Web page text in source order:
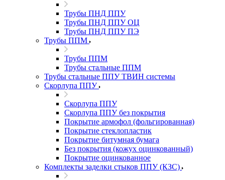
Трубы ПНД ППУ
Трубы ПНД ППУ ОЦ
Трубы ПНД ППУ ПЭ
Трубы ППМ
Трубы ППМ
Трубы стальные ППМ
Трубы стальные ППУ ТВИН системы
Скорлупа ППУ
Скорлупа ППУ
Скорлупа ППУ без покрытия
Покрытие армофол (фольгированная)
Покрытие стеклопластик
Покрытие битумная бумага
Без покрытия (кожух оцинкованный)
Покрытие оцинкованное
Комплекты заделки стыков ППУ (КЗС)